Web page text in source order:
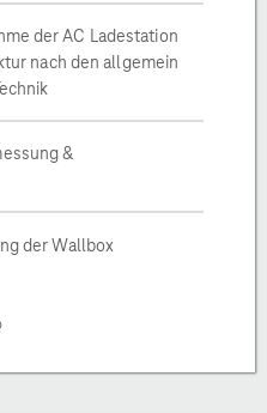
der AC Ladestation
nach den allgemein
&
der Wallbox